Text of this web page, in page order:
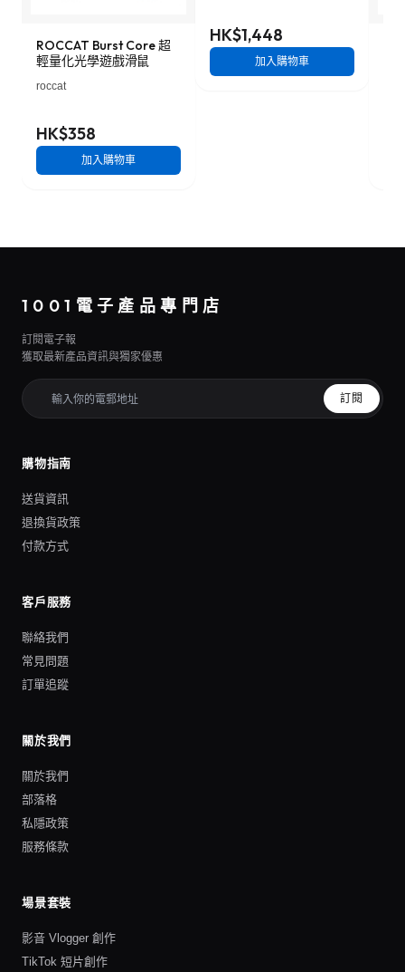
ROCCAT Burst Core 超
輕量化光學遊戲滑鼠
roccat
HK$358
加入購物車
HK$1,448
加入購物車
1001電子產品專門店
訂閱電子報
獲取最新產品資訊與獨家優惠
訂閱
購物指南
送貨資訊
退換貨政策
付款方式
客戶服務
聯絡我們
常見問題
訂單追蹤
關於我們
關於我們
部落格
私隱政策
服務條款
場景套裝
影音 Vlogger 創作
TikTok 短片創作